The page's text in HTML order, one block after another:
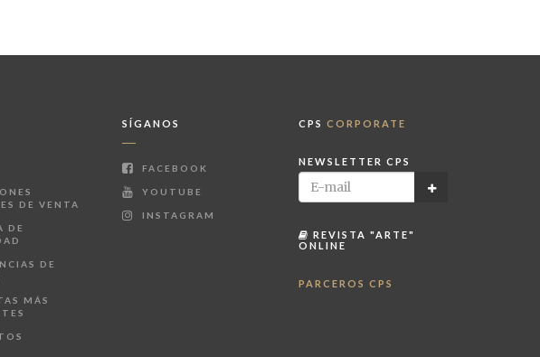
DE VENTA
DE
DE
MÁS
SÍGANOS
FACEBOOK
YOUTUBE
INSTAGRAM
CPS CORPORATE
NEWSLETTER CPS
REVISTA "ARTE"
ONLINE
PARCEROS CPS